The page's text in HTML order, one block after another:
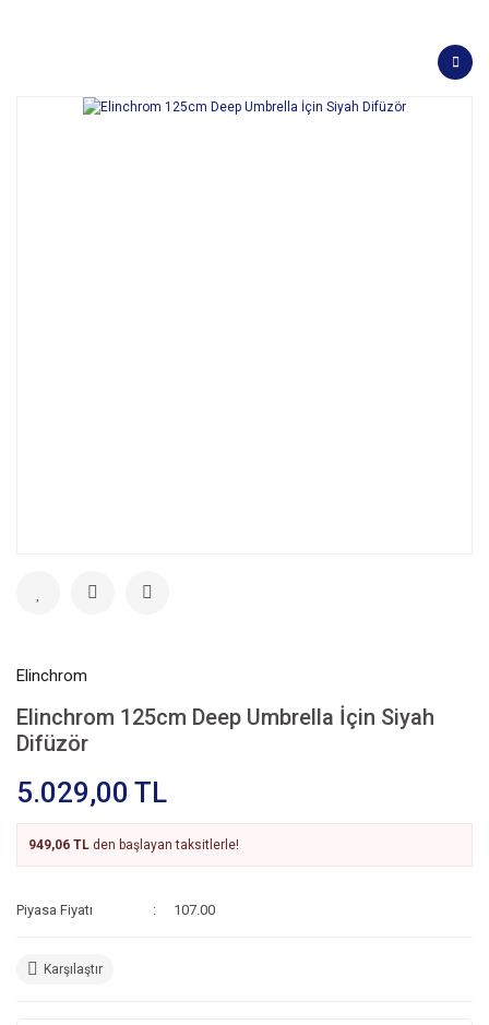
Elinchrom
Elinchrom 125cm Deep Umbrella İçin Siyah
Difüzör
5.029,00 TL
949,06 TL den başlayan taksitlerle!
Piyasa Fiyatı 107.00
Karşılaştır